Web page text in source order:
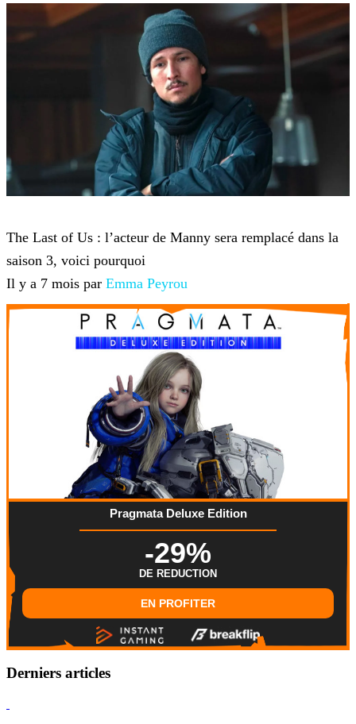
The Last of Us : l’acteur de Manny sera remplacé dans la
saison 3, voici pourquoi
Il y a 7 mois par Emma Peyrou
Pragmata Deluxe Edition
-29%
DE REDUCTION
EN PROFITER
Derniers articles